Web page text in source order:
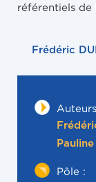
Pôle :
référentiels de
Frédéric